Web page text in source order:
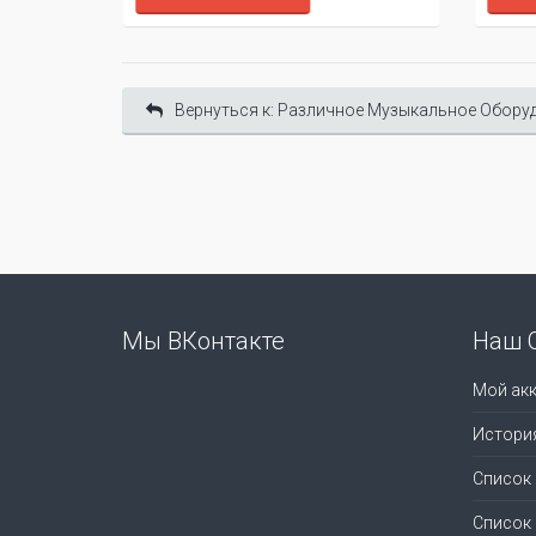
Вернуться к: Различное Музыкальное
Мы ВКонтакте Наш
Мой
Список
Список